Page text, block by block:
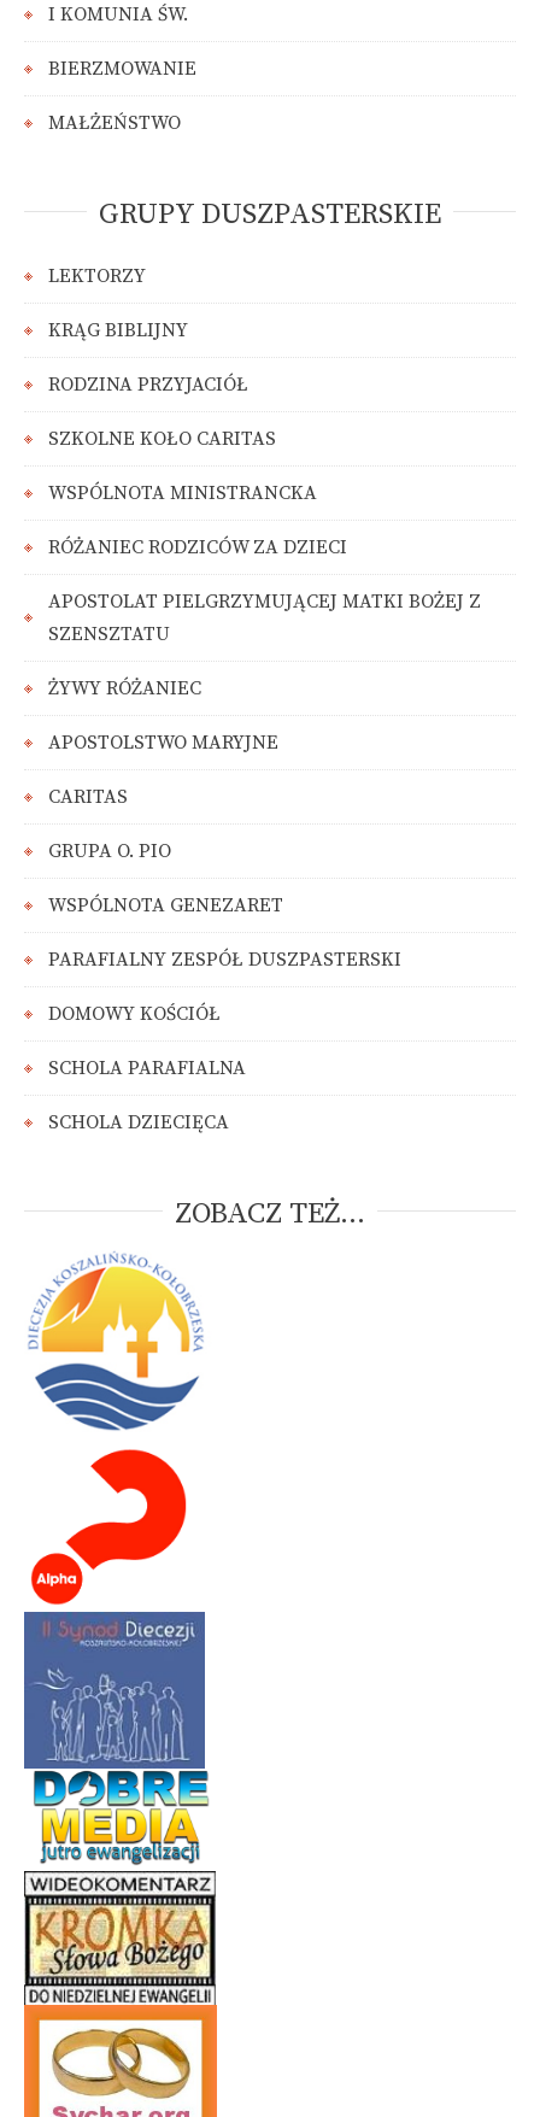
I KOMUNIA ŚW.
BIERZMOWANIE
MAŁŻEŃSTWO
GRUPY DUSZPASTERSKIE
LEKTORZY
KRĄG BIBLIJNY
RODZINA PRZYJACIÓŁ
SZKOLNE KOŁO CARITAS
WSPÓLNOTA MINISTRANCKA
RÓŻANIEC RODZICÓW ZA DZIECI
APOSTOLAT PIELGRZYMUJĄCEJ MATKI BOŻEJ Z
SZENSZTATU
ŻYWY RÓŻANIEC
APOSTOLSTWO MARYJNE
CARITAS
GRUPA O. PIO
WSPÓLNOTA GENEZARET
PARAFIALNY ZESPÓŁ DUSZPASTERSKI
DOMOWY KOŚCIÓŁ
SCHOLA PARAFIALNA
SCHOLA DZIECIĘCA
ZOBACZ TEŻ...